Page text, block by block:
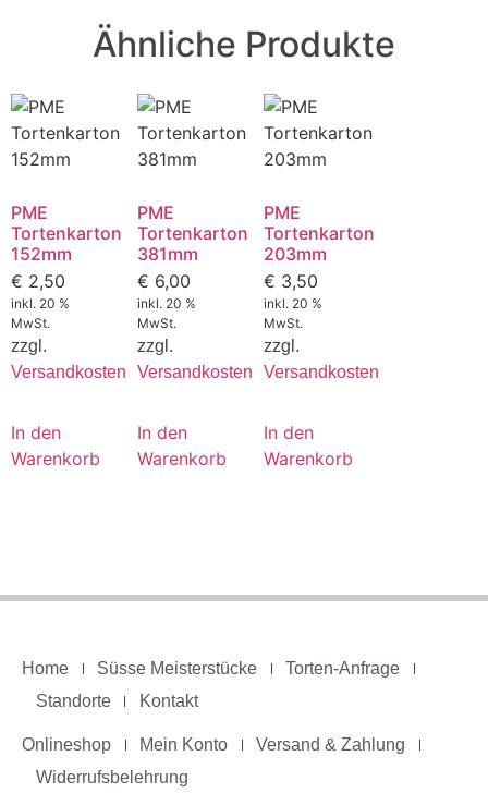
Ähnliche Produkte
PME
Tortenkarton
152mm
€ 2,50
inkl. 20 %
MwSt.
zzgl.
Versandkosten
In den
Warenkorb
PME
Tortenkarton
381mm
€ 6,00
inkl. 20 %
MwSt.
zzgl.
Versandkosten
In den
Warenkorb
PME
Tortenkarton
203mm
€ 3,50
inkl. 20 %
MwSt.
zzgl.
Versandkosten
In den
Warenkorb
Home Süsse Meisterstücke
Torten-Anfrage
Standorte
Kontakt
Onlineshop Mein Konto
Versand & Zahlung
Widerrufsbelehrung